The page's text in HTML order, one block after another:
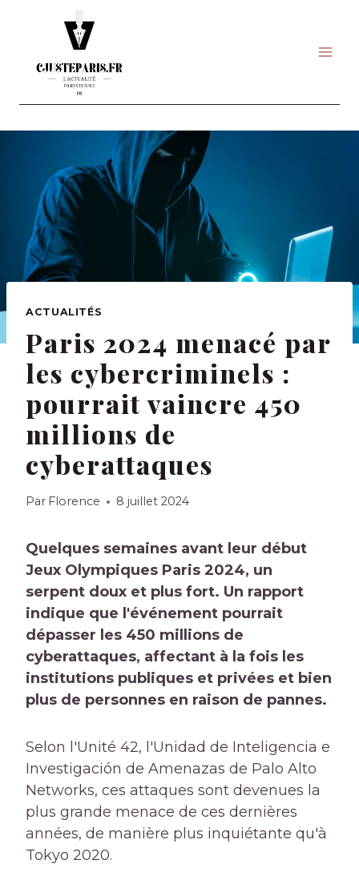
ACTUALITÉS
Paris 2024 menacé par
les cybercriminels :
pourrait vaincre 450
millions de
cyberattaques
Par Florence 8 juillet 2024
Quelques semaines avant leur début
Jeux Olympiques Paris 2024, un
serpent doux et plus fort. Un rapport
indique que l'événement pourrait
dépasser les 450 millions de
cyberattaques, affectant à la fois les
institutions publiques et privées et bien
plus de personnes en raison de pannes.
Selon l'Unité 42, l'Unidad de Inteligencia e
Investigación de Amenazas de Palo Alto
Networks, ces attaques sont devenues la
plus grande menace de ces dernières
années, de manière plus inquiétante qu'à
Tokyo 2020.